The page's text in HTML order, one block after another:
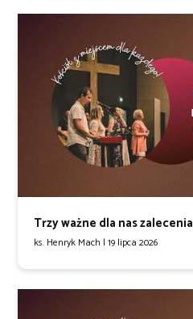
Trzy ważne dla nas zalecenia
ks. Henryk Mach | 19 lipca 2026